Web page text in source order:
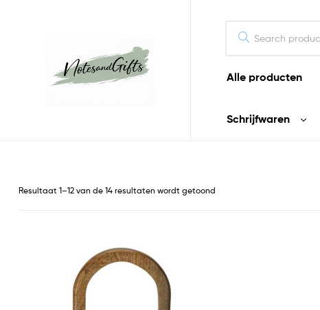
cadeaus
Alle producten
Schrijfwaren
Resultaat 1–12 van de 14 resultaten wordt getoond